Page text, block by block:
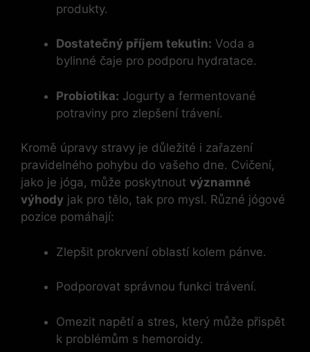
produkty.
Dostatečný příjem tekutin: Voda a
bylinné čaje pro podporu hydratace.
Probiotika: Jogurty a fermentované
potraviny pro zlepšení trávení.
Kromě úpravy stravy je důležité i zařazení
pravidelného pohybu do vašeho dne. Cvičení,
jako je jóga, může poskytnout významné
výhody jak pro tělo, tak pro mysl. Různé jógové
pozice pomáhají:
Zlepšit prokrvení oblastí kolem pánve.
Podporovat správnou funkci trávení.
Omezit napětí a stres, který může přispět
k problémům s hemoroidy.